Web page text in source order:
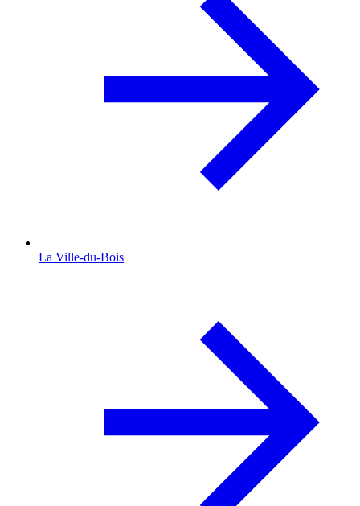
La Ville-du-Bois